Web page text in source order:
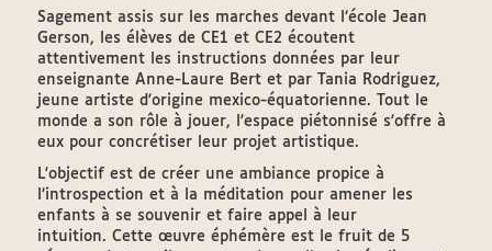
Sagement assis sur les marches devant l’école Jean
Gerson, les élèves de CE1 et CE2 écoutent
attentivement les instructions données par leur
enseignante Anne-Laure Bert et par Tania Rodriguez,
jeune artiste d'origine mexico-équatorienne. Tout le
monde a son rôle à jouer, l'espace piétonnisé s'offre à
eux pour concrétiser leur projet artistique.
L'objectif est de créer une ambiance propice à
l’introspection et à la méditation pour amener les
enfants à se souvenir et faire appel à leur
intuition. Cette œuvre éphémère est le fruit de 5